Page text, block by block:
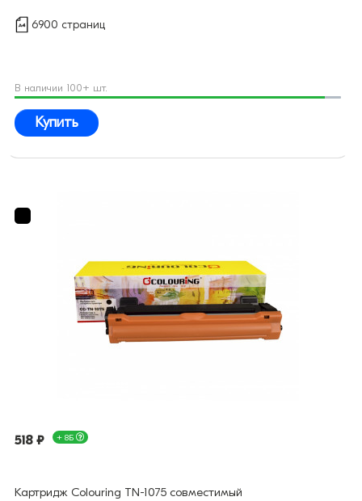
6900 страниц
В наличии 100+ шт.
Купить
518 ₽ + 8Б
Картридж Colouring TN-1075 совместимый